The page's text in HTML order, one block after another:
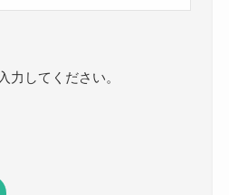
力してください。